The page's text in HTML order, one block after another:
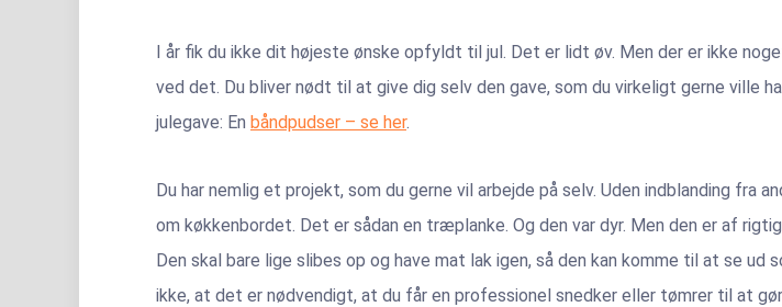
I år fik du ikke dit højeste ønske opfyldt til jul. Det er lidt øv. Men der er ikke
ved det. Du bliver nødt til at give dig selv den gave, som du virkeligt gerne ville
julegave: En båndpudser – se her.
Du har nemlig et projekt, som du gerne vil arbejde på selv. Uden indblanding fra
om køkkenbordet. Det er sådan en træplanke. Og den var dyr. Men den er af
Den skal bare lige slibes op og have mat lak igen, så den kan komme til at se ud
ikke, at det er nødvendigt, at du får en professionel snedker eller tømrer til at